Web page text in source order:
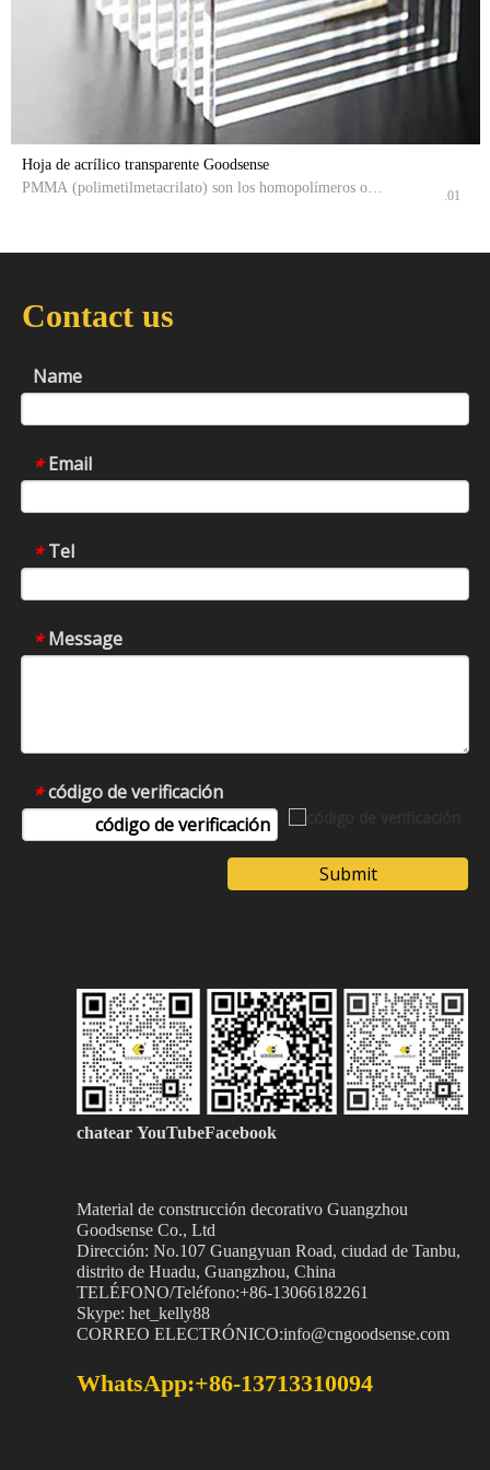
Hoja de acrílico transparente Goodsense
PMMA (polimetilmetacrilato) son los homopolímeros o
sentidos.Realiza diferentes colores desde diferentes ángulos.
.01
Contact us
Name
* Email
* Tel
* Message
* código de verificación
Submit
chatear YouTubeFacebook
Material de construcción decorativo Guangzhou
Goodsense Co., Ltd
Dirección: No.107 Guangyuan Road, ciudad de Tanbu,
distrito de Huadu, Guangzhou, China
TELÉFONO/Teléfono:+86-13066182261
Skype: het_kelly88
CORREO ELECTRÓNICO:info@cngoodsense.com
WhatsApp:+86-13713310094